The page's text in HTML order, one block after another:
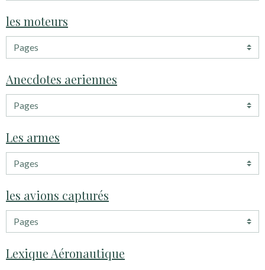
les moteurs
Anecdotes aeriennes
Les armes
les avions capturés
Lexique Aéronautique